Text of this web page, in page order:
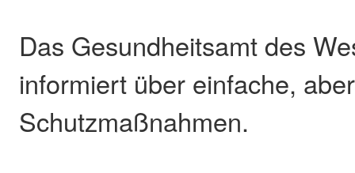
Das Gesundheitsamt des
informiert über einfache,
Schutzmaßnahmen.